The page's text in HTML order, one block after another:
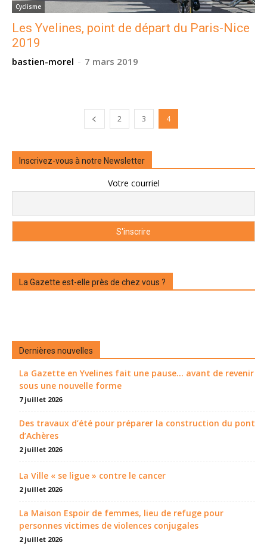
Cyclisme
Les Yvelines, point de départ du Paris-Nice
2019
bastien-morel - 7 mars 2019
2 3 4
Inscrivez-vous à notre Newsletter
Votre courriel
La Gazette est-elle près de chez vous ?
Dernières nouvelles
La Gazette en Yvelines fait une pause... avant de revenir
sous une nouvelle forme
7 juillet 2026
Des travaux d’été pour préparer la construction du pont
d’Achères
2 juillet 2026
La Ville « se ligue » contre le cancer
2 juillet 2026
La Maison Espoir de femmes, lieu de refuge pour
personnes victimes de violences conjugales
2 juillet 2026